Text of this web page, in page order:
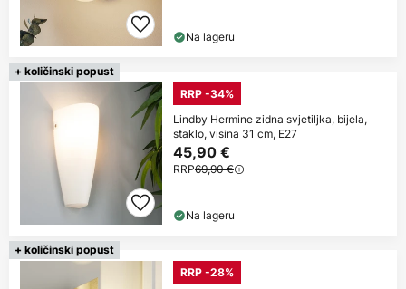
Na lageru
+ količinski popust
RRP -34%
Lindby Hermine zidna svjetiljka, bijela,
staklo, visina 31 cm, E27
45,90 €
RRP69,90 €
Na lageru
+ količinski popust
RRP -28%